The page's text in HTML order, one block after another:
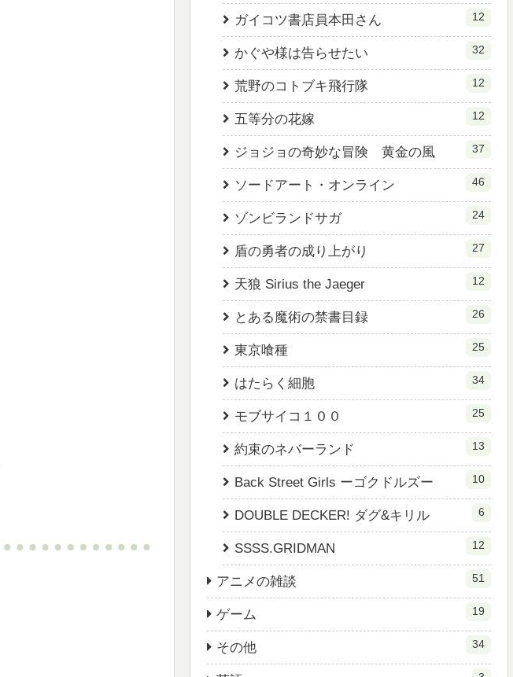
ガイコツ書店員本田さん 12
かぐや様は告らせたい 32
荒野のコトブキ飛行隊 12
五等分の花嫁 12
ジョジョの奇妙な冒険 黄金の風 37
ソードアート・オンライン 46
ゾンビランドサガ 24
盾の勇者の成り上がり 27
天狼 Sirius the Jaeger 12
とある魔術の禁書目録 26
東京喰種 25
はたらく細胞 34
モブサイコ１００ 25
約束のネバーランド 13
Back Street Girls ーゴクドルズー 10
DOUBLE DECKER! ダグ&キリル 6
SSSS.GRIDMAN 12
アニメの雑談 51
ゲーム 19
その他 34